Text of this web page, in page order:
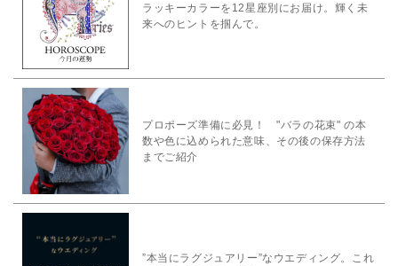
ラッキーカラーを12星座別にお届け。輝く未
来へのヒントを掴んで。
プロポーズ準備に必見！ "バラの花束" の本
数や色に込められた意味、その後の保存方法
までご紹介
”本当にラグジュアリー”なウエディング。これ